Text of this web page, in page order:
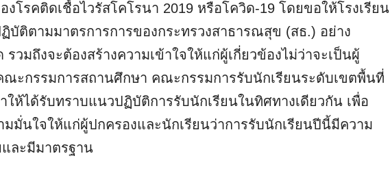
งโรคติดเชื้อไวรัสโคโรนา 2019 หรือโควิด-19 โดยขอให้โรงเรียน
บัติตามมาตรการการของกระทรวงสาธารณสุข (สธ.) อย่าง
รวมถึงจะต้องสร้างความเข้าใจให้แก่ผู้เกี่ยวข้องไม่ว่าจะเป็นผู้
ณะกรรมการสถานศึกษา คณะกรรมการรับนักเรียนระดับเขตพื้นที่
ให้ได้รับทราบแนวปฏิบัติการรับนักเรียนในทิศทางเดียวกัน เพื่อ
มมั่นใจให้แก่ผู้ปกครองและนักเรียนว่าการรับนักเรียนปีนี้มีความ
ละมีมาตรฐาน